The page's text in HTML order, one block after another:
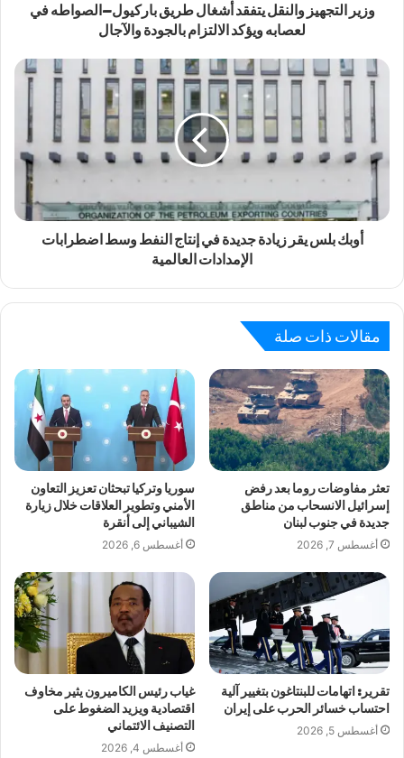
وزير التجهيز والنقل يتفقد أشغال طريق باركيول–الصواطه في
لعصابه ويؤكد الالتزام بالجودة والآجال
أوبك بلس يقر زيادة جديدة في إنتاج النفط وسط اضطرابات
الإمدادات العالمية
مقالات ذات صلة
تعثر مفاوضات روما بعد رفض
إسرائيل الانسحاب من مناطق
جديدة في جنوب لبنان
أغسطس 7, 2026
سوريا وتركيا تبحثان تعزيز التعاون
الأمني وتطوير العلاقات خلال زيارة
الشيباني إلى أنقرة
أغسطس 6, 2026
تقرير: اتهامات للبنتاغون بتغيير آلية
احتساب خسائر الحرب على إيران
أغسطس 5, 2026
غياب رئيس الكاميرون يثير مخاوف
اقتصادية ويزيد الضغوط على
التصنيف الائتماني
أغسطس 4, 2026